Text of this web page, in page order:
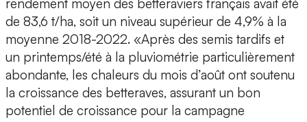
rendement moyen des betteraviers français avait été
de 83,6 t/ha, soit un niveau supérieur de 4,9% à la
moyenne 2018-2022. «Après des semis tardifs et
un printemps/été à la pluviométrie particulièrement
abondante, les chaleurs du mois d’août ont soutenu
la croissance des betteraves, assurant un bon
potentiel de croissance pour la campagne